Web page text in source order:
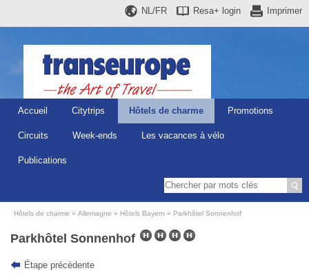
Imprimer
Resa+ login
NL/FR
Accueil Citytrips Hôtels de charme Promotions
Circuits Week-ends Les vacances à vélo
Publications
Hôtels de charme Allemagne Hôtels Bayern Parkhôtel Sonnenhof
Parkhôtel Sonnenhof
Étape précédente